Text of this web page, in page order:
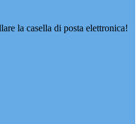
la casella di posta elettronica!